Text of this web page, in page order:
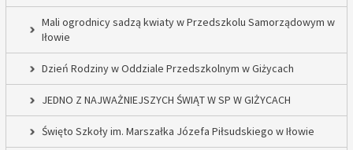
Mali ogrodnicy sadzą kwiaty w Przedszkolu Samorządowym w
Iłowie
Dzień Rodziny w Oddziale Przedszkolnym w Giżycach
JEDNO Z NAJWAŻNIEJSZYCH ŚWIĄT W SP W GIŻYCACH
Święto Szkoły im. Marszałka Józefa Piłsudskiego w Iłowie